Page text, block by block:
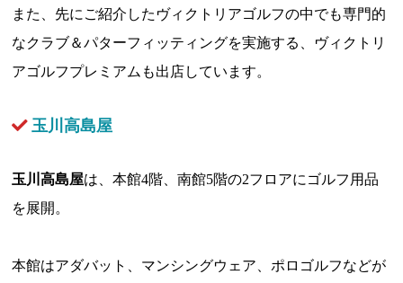
また、先にご紹介したヴィクトリアゴルフの中でも専門的
なクラブ＆パターフィッティングを実施する、ヴィクトリ
アゴルフプレミアムも出店しています。
玉川高島屋
玉川高島屋は、本館4階、南館5階の2フロアにゴルフ用品
を展開。
本館はアダバット、マンシングウェア、ポロゴルフなどが